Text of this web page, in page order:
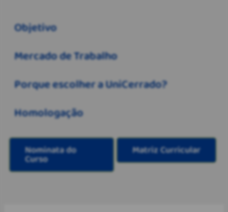
Objetivo
Mercado de Trabalho
Porque escolher a UniCerrado?
Homologação
Nominata do
Curso
Matriz Curricular